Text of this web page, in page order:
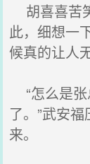
胡喜喜苦
此，细想一
候真的让人
“怎么是张
了。”武安
来。